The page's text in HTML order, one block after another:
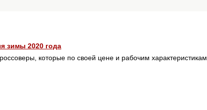
зимы 2020 года
которые по своей цене и рабочим характеристикам